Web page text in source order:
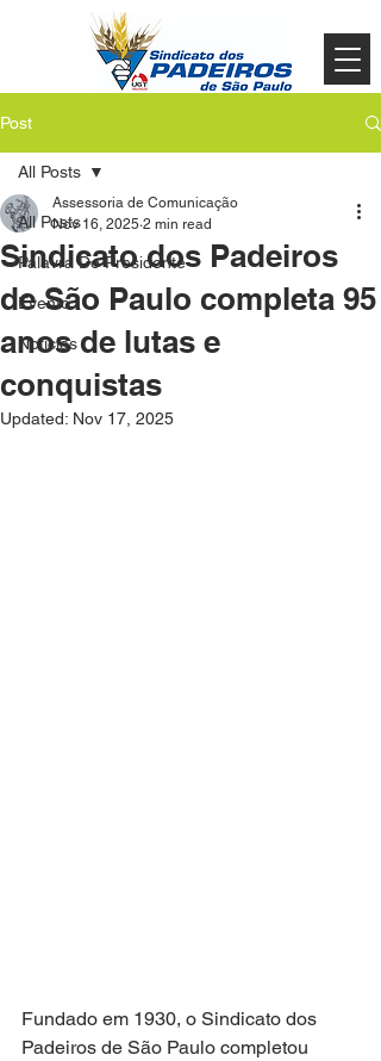
Post
All Posts
Palavra Do Presidente
Evento
Noticias
All Posts
Sindicato dos Padeiros
de São Paulo completa 95
anos de lutas e
conquistas
Assessoria de Comunicação
Nov 16, 2025 2 min read
Updated: Nov 17, 2025
Fundado em 1930, o Sindicato dos
Padeiros de São Paulo completou